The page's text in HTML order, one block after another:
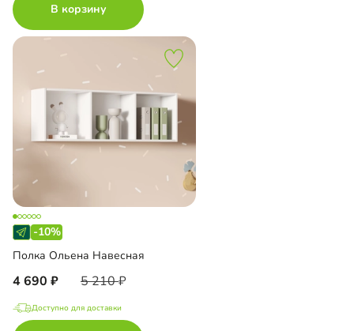
В корзину
-10%
Полка Ольена Навесная
4 690 5 210
Доступно для доставки